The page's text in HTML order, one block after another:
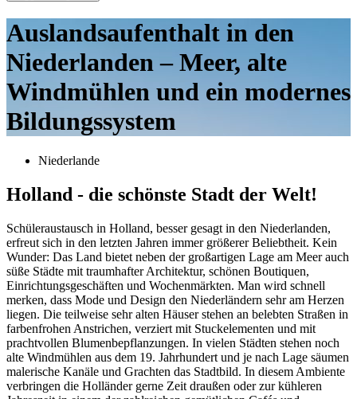
Auslandsaufenthalt in den
Niederlanden – Meer, alte
Windmühlen und ein modernes
Bildungssystem
Niederlande
Holland - die schönste Stadt der Welt!
Schüleraustausch in Holland, besser gesagt in den Niederlanden,
erfreut sich in den letzten Jahren immer größerer Beliebtheit. Kein
Wunder: Das Land bietet neben der großartigen Lage am Meer auch
süße Städte mit traumhafter Architektur, schönen Boutiquen,
Einrichtungsgeschäften und Wochenmärkten. Man wird schnell
merken, dass Mode und Design den Niederländern sehr am Herzen
liegen. Die teilweise sehr alten Häuser stehen an belebten Straßen in
farbenfrohen Anstrichen, verziert mit Stuckelementen und mit
prachtvollen Blumenbepflanzungen. In vielen Städten stehen noch
alte Windmühlen aus dem 19. Jahrhundert und je nach Lage säumen
malerische Kanäle und Grachten das Stadtbild. In diesem Ambiente
verbringen die Holländer gerne Zeit draußen oder zur kühleren